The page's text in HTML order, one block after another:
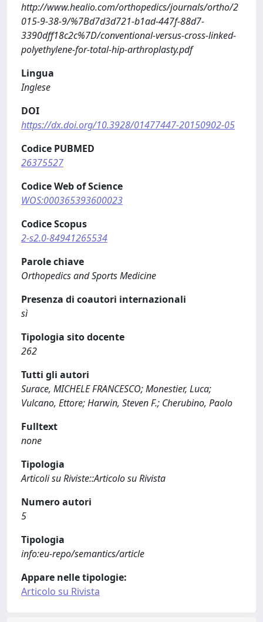
http://www.healio.com/orthopedics/journals/ortho/2
015-9-38-9/%7Bd7d3d721-b1ad-447f-88d7-
3390dff18c2c%7D/conventional-versus-cross-linked-
polyethylene-for-total-hip-arthroplasty.pdf
Lingua
Inglese
DOI
https://dx.doi.org/10.3928/01477447-20150902-05
Codice PUBMED
26375527
Codice Web of Science
WOS:000365393600023
Codice Scopus
2-s2.0-84941265534
Parole chiave
Orthopedics and Sports Medicine
Presenza di coautori internazionali
sì
Tipologia sito docente
262
Tutti gli autori
Surace, MICHELE FRANCESCO; Monestier, Luca;
Vulcano, Ettore; Harwin, Steven F.; Cherubino, Paolo
Fulltext
none
Tipologia
Articoli su Riviste::Articolo su Rivista
Numero autori
5
Tipologia
info:eu-repo/semantics/article
Appare nelle tipologie:
Articolo su Rivista